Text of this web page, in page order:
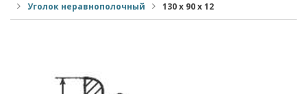
Уголок неравнополочный
130 х 90 х 12